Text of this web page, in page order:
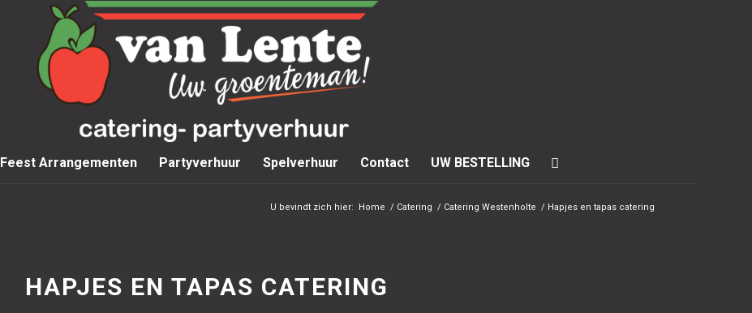
Feest Arrangementen Partyverhuur Spelverhuur Contact UW BESTELLING
U bevindt zich hier: Home / Catering / Catering Westenholte / Hapjes en tapas catering
HAPJES EN TAPAS CATERING